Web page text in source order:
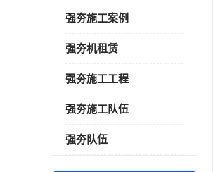
强夯施工案例
强夯机租赁
强夯施工工程
强夯施工队伍
强夯队伍